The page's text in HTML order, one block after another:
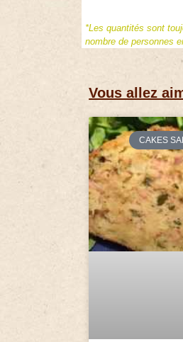
*Les quantités sont
nombre de personnes
Vous allez
CAKES